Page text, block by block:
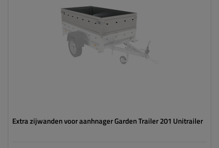
Extra zijwanden voor aanhnager Garden Trailer 201 Unitrailer